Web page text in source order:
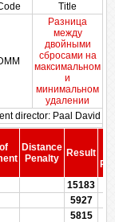
Title
Разница
между
двойными
сбросами на
максимальном
и
минимальном
удалении
director: Paal David
Distance
Penalty
Result
15183
5927
5815